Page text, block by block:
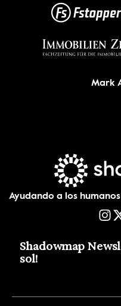
Mark
Ayudando a los
Shadowmap
sol!